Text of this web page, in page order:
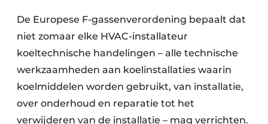
De Europese F-gassenverordening bepaalt dat
niet zomaar elke HVAC-installateur
koeltechnische handelingen – alle technische
werkzaamheden aan koelinstallaties waarin
koelmiddelen worden gebruikt, van installatie,
over onderhoud en reparatie tot het
verwijderen van de installatie – mag verrichten.